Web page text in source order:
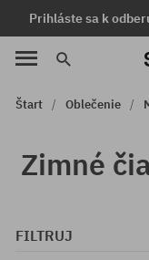
Prihláste sa k
Štart Oblečenie
Zimné
FILTRUJ